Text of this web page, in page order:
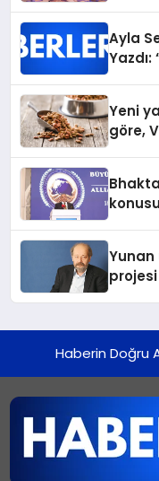
Ayla
Yazdı:
Yeni
göre,
Yunan
projesi
Haberin Doğru